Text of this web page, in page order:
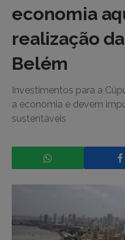
economia
realização
Belém
Investimentos para a
a economia e devem
sustentáveis